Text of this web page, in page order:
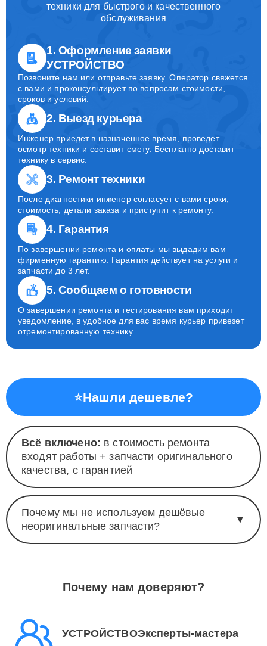
техники для быстрого и качественного
обслуживания
1. Оформление заявки
УСТРОЙСТВО
Позвоните нам или отправьте заявку. Оператор свяжется
с вами и проконсультирует по вопросам стоимости,
сроков и условий.
2. Выезд курьера
Инженер приедет в назначенное время, проведет
осмотр техники и составит смету. Бесплатно доставит
технику в сервис.
3. Ремонт техники
После диагностики инженер согласует с вами сроки,
стоимость, детали заказа и приступит к ремонту.
4. Гарантия
По завершении ремонта и оплаты мы выдадим вам
фирменную гарантию. Гарантия действует на услуги и
запчасти до 3 лет.
5. Сообщаем о готовности
О завершении ремонта и тестирования вам приходит
уведомление, в удобное для вас время курьер привезет
отремонтированную технику.
⭐Нашли дешевле?
Всё включено: в стоимость ремонта
входят работы + запчасти оригинального
качества, с гарантией
Почему мы не используем дешёвые
неоригинальные запчасти?
▼
Почему нам доверяют?
УСТРОЙСТВОЭксперты-мастера